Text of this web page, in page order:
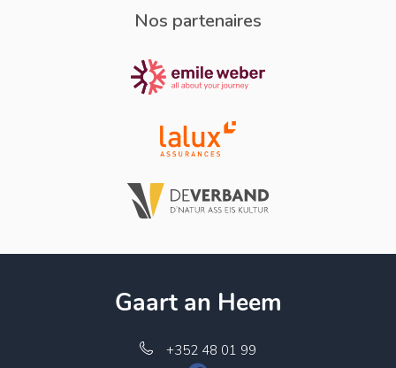
Nos partenaires
Gaart an Heem
+352 48 01 99